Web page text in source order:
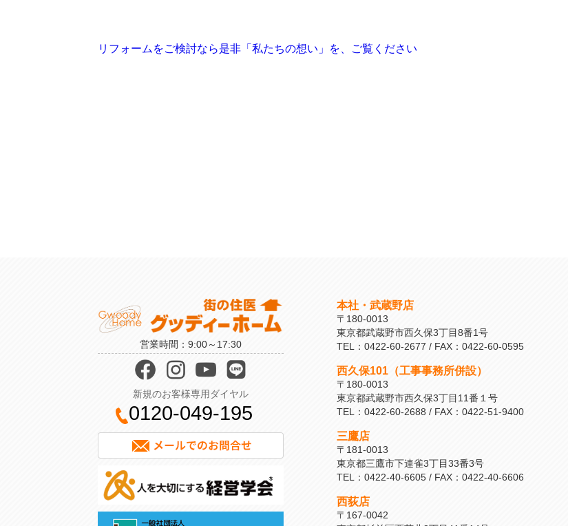
リフォームをご検討なら是非「私たちの想い」を、ご覧ください
営業時間：9:00～17:30
新規のお客様専用ダイヤル
0120-049-195
本社・武蔵野店
〒180-0013
東京都武蔵野市西久保3丁目8番1号
TEL：0422-60-2677 / FAX：0422-60-0595
西久保101（工事事務所併設）
〒180-0013
東京都武蔵野市西久保3丁目11番１号
TEL：0422-60-2688 / FAX：0422-51-9400
三鷹店
〒181-0013
東京都三鷹市下連雀3丁目33番3号
TEL：0422-40-6605 / FAX：0422-40-6606
西荻店
〒167-0042